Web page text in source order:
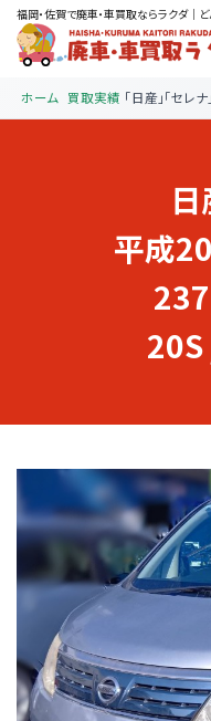
福岡・佐賀で廃車・車買取ならラクダ｜
ホーム 買取実績 「日産」「セレナ」
平成
20S